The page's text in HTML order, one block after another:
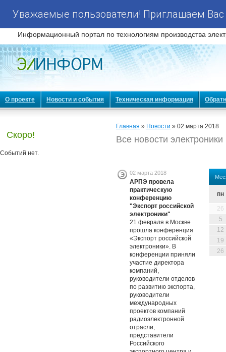
Уважаемые пользователи! Приглашаем
Информационный портал по технологиям производства
О проекте Новости и события Техническая информация
Скоро!
Событий нет.
Главная » Новости » 02 марта 2018
Все новости электроники
пн
26
5
12
19
26
02 марта 2018
АРПЭ провела
практическую
конференцию
"Экспорт российской
электроники"
21 февраля в Москве
прошла конференция
«Экспорт российской
электроники». В
конференции приняли
участие директора
компаний,
руководители отделов
по развитию экспорта,
руководители
международных
проектов компаний
радиоэлектронной
отрасли,
представители
Российского